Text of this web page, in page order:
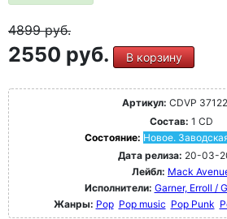
4899руб.
2550 руб. В корзину
Артикул: CDVP
Состав: 1 CD
Состояние: Новое.
Дата релиза: 20-03-
Лейбл: Mack
Исполнители: Garner, Erroll /
Жанры: Pop Pop music Pop Punk